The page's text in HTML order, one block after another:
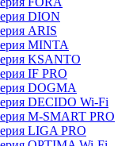
DION
ARIS
MINTA
KSANTO
IF PRO
DOGMA
DECIDO Wi-Fi
M-SMART PRO
LIGA PRO